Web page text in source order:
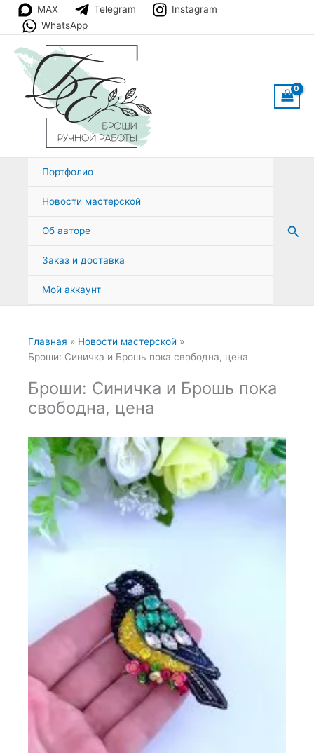
Перейти
содержимому
MAX Telegram
Instagram
WhatsApp
Портфолио
Новости мастерской
Об авторе
Заказ и доставка
Мой аккаунт
Главная
Новости мастерской
Броши: Синичка и Брошь пока свободна, цена
Броши: Синичка и Брошь пока
свободна, цена